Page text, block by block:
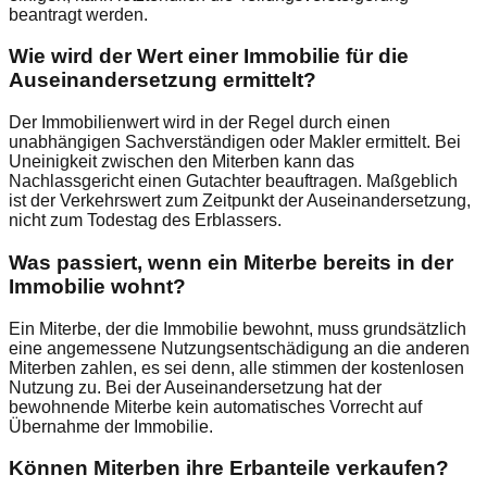
beantragt werden.
Wie wird der Wert einer Immobilie für die
Auseinandersetzung ermittelt?
Der Immobilienwert wird in der Regel durch einen
unabhängigen Sachverständigen oder Makler ermittelt. Bei
Uneinigkeit zwischen den Miterben kann das
Nachlassgericht einen Gutachter beauftragen. Maßgeblich
ist der Verkehrswert zum Zeitpunkt der Auseinandersetzung,
nicht zum Todestag des Erblassers.
Was passiert, wenn ein Miterbe bereits in der
Immobilie wohnt?
Ein Miterbe, der die Immobilie bewohnt, muss grundsätzlich
eine angemessene Nutzungsentschädigung an die anderen
Miterben zahlen, es sei denn, alle stimmen der kostenlosen
Nutzung zu. Bei der Auseinandersetzung hat der
bewohnende Miterbe kein automatisches Vorrecht auf
Übernahme der Immobilie.
Können Miterben ihre Erbanteile verkaufen?